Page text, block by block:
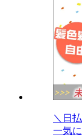
＼日
一気